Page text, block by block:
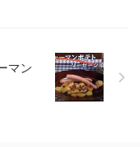
マン